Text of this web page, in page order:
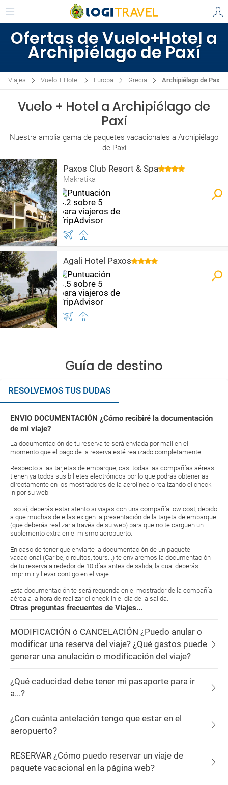
Ofertas de Vuelo+Hotel a
Archipiélago de Paxí
Viajes Vuelo + Hotel Europa Grecia Archipiélago de Paxí
Vuelo + Hotel a Archipiélago de
Paxí
Nuestra amplia gama de paquetes vacacionales a Archipiélago
de Paxí
Paxos Club Resort & Spa
Makratika
Agali Hotel Paxos
Guía de destino
RESOLVEMOS TUS DUDAS
ENVIO DOCUMENTACIÓN ¿Cómo recibiré la documentación
de mi viaje?
La documentación de tu reserva te será enviada por mail en el
momento que el pago de la reserva esté realizado completamente.
Respecto a las tarjetas de embarque, casi todas las compañías aéreas
tienen ya todos sus billetes electrónicos por lo que podrás obtenerlas
directamente en los mostradores de la aerolínea o realizando el check-
in por su web.
Eso sí, deberás estar atento si viajas con una compañía low cost, debido
a que muchas de ellas exigen la presentación de la tarjeta de embarque
(que deberás realizar a través de su web) para que no te carguen un
suplemento extra en el mismo aeropuerto.
En caso de tener que enviarte la documentación de un paquete
vacacional (Caribe, circuitos, tours...) te enviaremos la documentación
de tu reserva alrededor de 10 días antes de salida, la cual deberás
imprimir y llevar contigo en el viaje.
Esta documentación te será requerida en el mostrador de la compañía
aérea a la hora de realizar el check-in el día de la salida.
Otras preguntas frecuentes de Viajes...
MODIFICACIÓN ó CANCELACIÓN ¿Puedo anular o
modificar una reserva del viaje? ¿Qué gastos puede
generar una anulación o modificación del viaje?
¿Qué caducidad debe tener mi pasaporte para ir
a...?
¿Con cuánta antelación tengo que estar en el
aeropuerto?
RESERVAR ¿Cómo puedo reservar un viaje de
paquete vacacional en la página web?